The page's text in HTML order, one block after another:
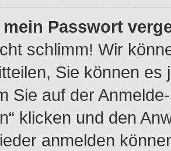
mein Passwort
schlimm! Wir
Sie können
Sie auf der
klicken und den
anmelden